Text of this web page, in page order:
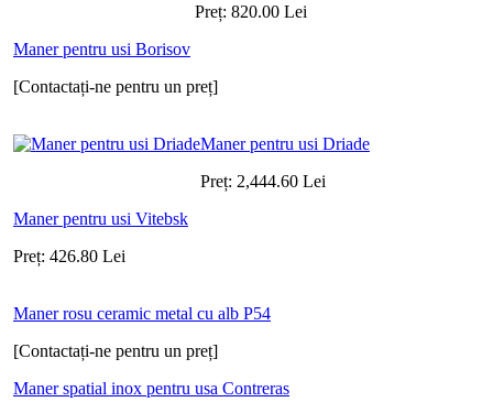
Preț: 820.00 Lei
Maner pentru usi Borisov
[Contactați-ne pentru un preț]
Maner pentru usi Driade
Preț: 2,444.60 Lei
Maner pentru usi Vitebsk
Preț: 426.80 Lei
Maner rosu ceramic metal cu alb P54
[Contactați-ne pentru un preț]
Maner spatial inox pentru usa Contreras